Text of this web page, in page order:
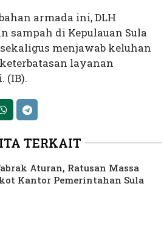
armada ini, DLH
sampah di Kepulauan Sula
menjawab keluhan
layanan
(IB).
TERKAIT
Aturan, Ratusan Massa
Kantor Pemerintahan Sula